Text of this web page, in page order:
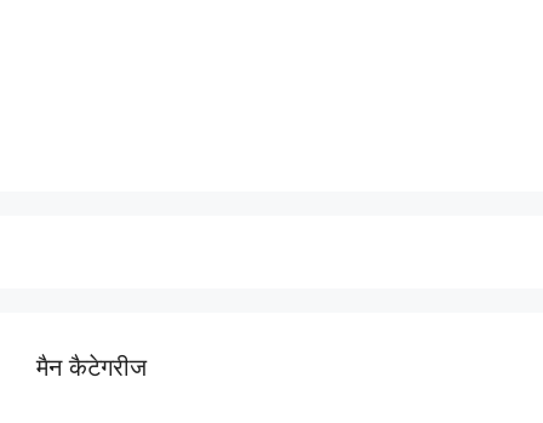
मैन कैटेगरीज